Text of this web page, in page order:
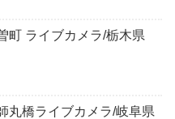
町 ライブカメラ/栃木県
丸橋ライブカメラ/岐阜県